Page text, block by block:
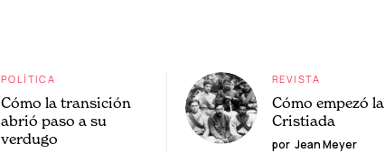
POLÍTICA
Cómo la transición
abrió paso a su
verdugo
REVISTA
Cómo empezó la
Cristiada
por Jean Meyer